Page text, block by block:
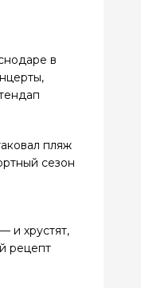
в
пляж
сезон
и хрустят,
рецепт